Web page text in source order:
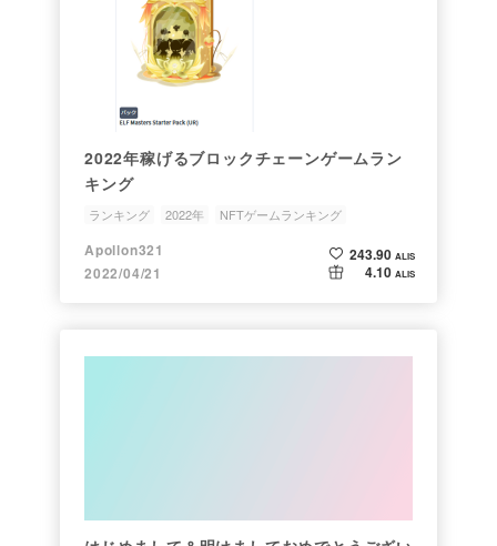
2022年稼げるブロックチェーンゲームラン
キング
ランキング 2022年
NFTゲームランキング
ブロックチェーンゲームランキング
Apollon321
2022/04/21
243.90 ALIS
4.10 ALIS